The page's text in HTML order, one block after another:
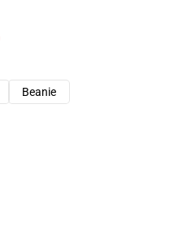
Beanie